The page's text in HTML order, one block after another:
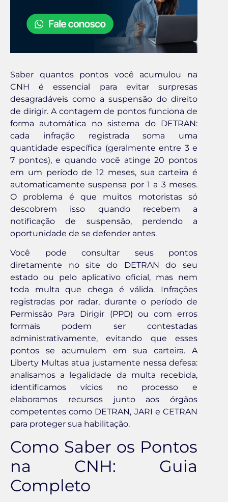
Saber quantos pontos você acumulou na
CNH é essencial para evitar surpresas
desagradáveis como a suspensão do direito
de dirigir. A contagem de pontos funciona de
forma automática no sistema do DETRAN:
cada infração registrada soma uma
quantidade específica (geralmente entre 3 e
7 pontos), e quando você atinge 20 pontos
em um período de 12 meses, sua carteira é
automaticamente suspensa por 1 a 3 meses.
O problema é que muitos motoristas só
descobrem isso quando recebem a
notificação de suspensão, perdendo a
oportunidade de se defender antes.
Você pode consultar seus pontos
diretamente no site do DETRAN do seu
estado ou pelo aplicativo oficial, mas nem
toda multa que chega é válida. Infrações
registradas por radar, durante o período de
Permissão Para Dirigir (PPD) ou com erros
formais podem ser contestadas
administrativamente, evitando que esses
pontos se acumulem em sua carteira. A
Liberty Multas atua justamente nessa defesa:
analisamos a legalidade da multa recebida,
identificamos vícios no processo e
elaboramos recursos junto aos órgãos
competentes como DETRAN, JARI e CETRAN
para proteger sua habilitação.
Como Saber os Pontos
na CNH: Guia
Completo